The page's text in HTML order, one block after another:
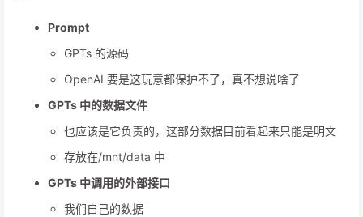
Prompt
GPTs 的源码
OpenAI 要是这玩意都保护不了，真不想说啥了
GPTs 中的数据文件
也应该是它负责的，这部分数据目前看起来只能是明文
存放在/mnt/data 中
GPTs 中调用的外部接口
我们自己的数据